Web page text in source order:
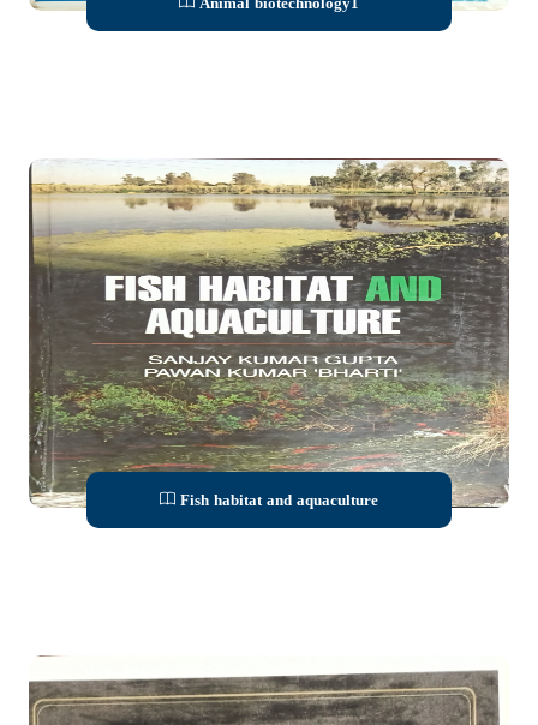
Fish habitat and aquaculture